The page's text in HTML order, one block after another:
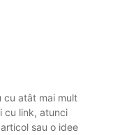
cu atât mai mult
cu link, atunci
sau o idee